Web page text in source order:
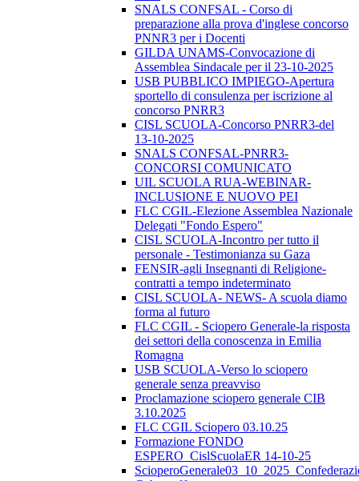
SNALS CONFSAL - Corso di
preparazione alla prova d'inglese concorso
PNNR3 per i Docenti
GILDA UNAMS-Convocazione di
Assemblea Sindacale per il 23-10-2025
USB PUBBLICO IMPIEGO-Apertura
sportello di consulenza per iscrizione al
concorso PNRR3
CISL SCUOLA-Concorso PNRR3-del
13-10-2025
SNALS CONFSAL-PNRR3-
CONCORSI COMUNICATO
UIL SCUOLA RUA-WEBINAR-
INCLUSIONE E NUOVO PEI
FLC CGIL-Elezione Assemblea Nazionale
Delegati "Fondo Espero"
CISL SCUOLA-Incontro per tutto il
personale - Testimonianza su Gaza
FENSIR-agli Insegnanti di Religione-
contratti a tempo indeterminato
CISL SCUOLA- NEWS- A scuola diamo
forma al futuro
FLC CGIL - Sciopero Generale-la risposta
dei settori della conoscenza in Emilia
Romagna
USB SCUOLA-Verso lo sciopero
generale senza preavviso
Proclamazione sciopero generale CIB
3.10.2025
FLC CGIL Sciopero 03.10.25
Formazione FONDO
ESPERO_CislScuolaER 14-10-25